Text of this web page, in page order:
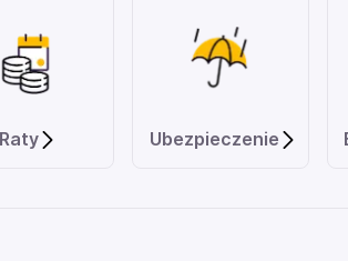
Raty Ubezpieczenie